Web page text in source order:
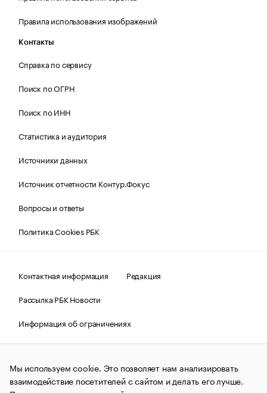
Правила использования изображений
Контакты
Справка по сервису
Поиск по ОГРН
Поиск по ИНН
Статистика и аудитория
Источники данных
Источник отчетности Контур.Фокус
Вопросы и ответы
Политика Cookies РБК
Контактная информация
Редакция
Рассылка РБК Новости
Информация об ограничениях
Правовая информация
О соблюдении авторских прав
© АО «РОСБИЗНЕСКОНСАЛТИНГ»,1995–2026.Сообщения
и материалы информационного агентства «РБК»
(зарегистрировано Федеральной службой по надзору в сфере
Мы используем cookie. Это позволяет нам анализировать
взаимодействие посетителей с сайтом и делать его лучше.